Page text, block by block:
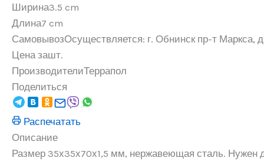
Ширина3.5 cm
Длина7 cm
СамовывозОсуществляется: г. Обнинск пр-т Маркса,
Цена зашт.
ПроизводителиТеррапол
Поделиться
Распечатать
Описание
Размер 35х35х70х1,5 мм, нержавеющая сталь. Нужен